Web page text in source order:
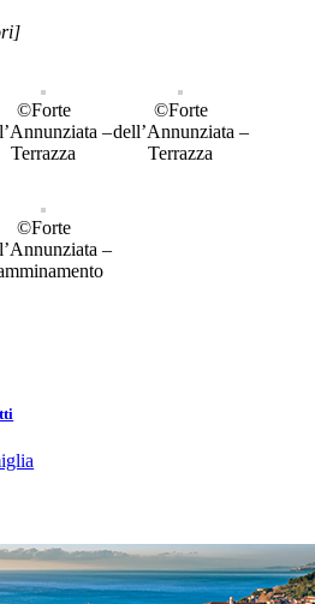
©Forte
–
Terrazza
©Forte
dell’Annunziata –
Terrazza
©Forte
–